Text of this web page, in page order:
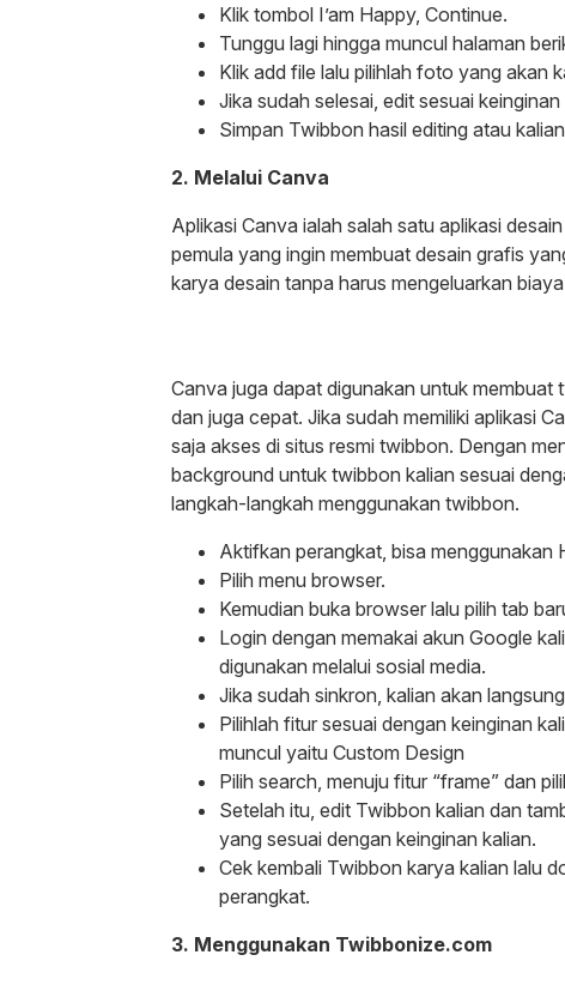
Klik tombol I’am Happy, Continue.
Tunggu lagi hingga muncul halaman
Klik add file lalu pilihlah foto yang akan
Jika sudah selesai, edit sesuai
Simpan Twibbon hasil editing atau
2. Melalui Canva
Aplikasi Canva ialah salah satu aplikasi
pemula yang ingin membuat desain grafis
karya desain tanpa harus mengeluarkan
Canva juga dapat digunakan untuk
dan juga cepat. Jika sudah memiliki aplikasi
saja akses di situs resmi twibbon. Dengan
background untuk twibbon kalian sesuai
langkah-langkah menggunakan twibbon.
Aktifkan perangkat, bisa menggunakan
Pilih menu browser.
Kemudian buka browser lalu pilih tab
Login dengan memakai akun Google
digunakan melalui sosial media.
Jika sudah sinkron, kalian akan
Pilihlah fitur sesuai dengan keinginan
muncul yaitu Custom Design
Pilih search, menuju fitur “frame” dan
Setelah itu, edit Twibbon kalian dan
yang sesuai dengan keinginan kalian.
Cek kembali Twibbon karya kalian lalu
perangkat.
3. Menggunakan Twibbonize.com